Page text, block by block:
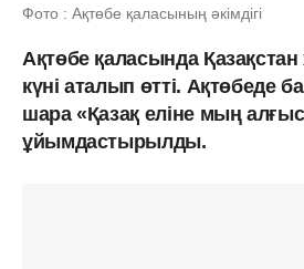
Фото : Ақтөбе қаласының әкімдігі
Ақтөбе қаласында Қазақстан
күні аталып өтті. Ақтөбеде
шара «Қазақ еліне мың
ұйымдастырылды.